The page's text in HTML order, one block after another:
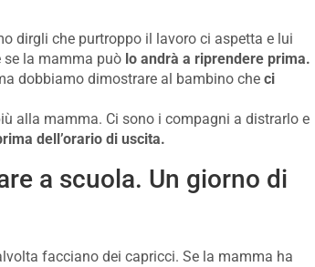
dirgli che purtroppo il lavoro ci aspetta e lui
se la mamma può lo andrà a riprendere prima.
dobbiamo dimostrare al bambino che ci
alla mamma. Ci sono i compagni a distrarlo e
dell’orario di uscita.
a scuola. Un giorno di
facciano dei capricci. Se la mamma ha